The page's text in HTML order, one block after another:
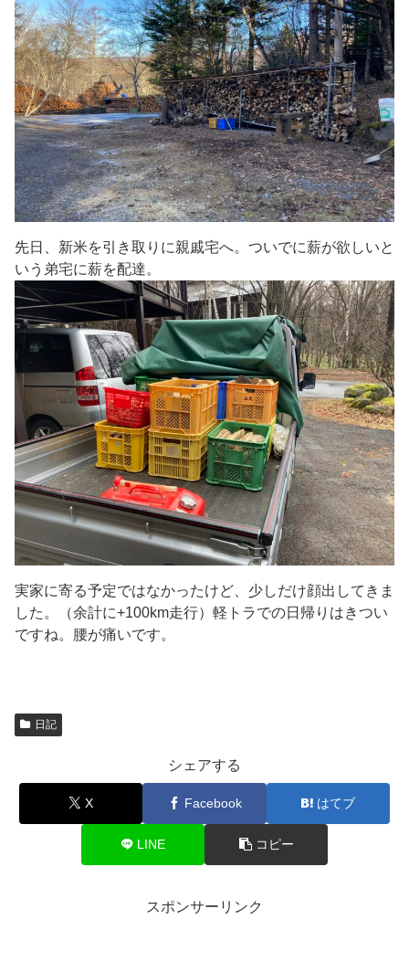
先日、新米を引き取りに親戚宅へ。ついでに薪が欲しいと
いう弟宅に薪を配達。
実家に寄る予定ではなかったけど、少しだけ顔出してきま
した。（余計に+100km走行）軽トラでの日帰りはきつい
ですね。腰が痛いです。
日記
シェアする
X Facebook はてブ
LINE コピー
スポンサーリンク